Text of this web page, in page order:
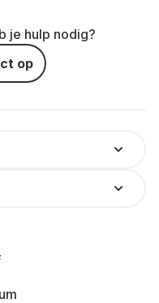
je hulp nodig?
op